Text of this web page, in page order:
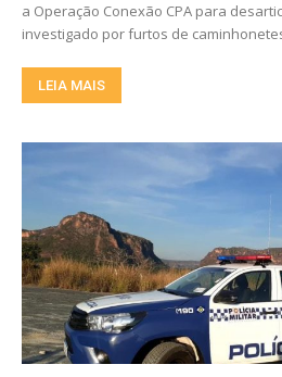
a Operação Conexão CPA para
investigado por furtos de
LEIA MAIS